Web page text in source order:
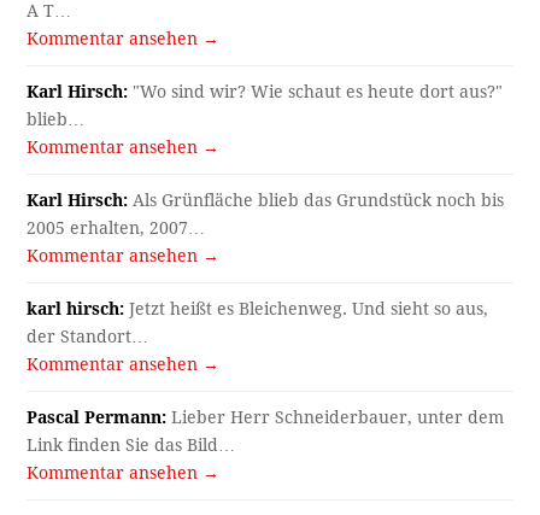
A T…
Kommentar ansehen →
Karl Hirsch: "Wo sind wir? Wie schaut es heute dort aus?"
blieb…
Kommentar ansehen →
Karl Hirsch: Als Grünfläche blieb das Grundstück noch bis
2005 erhalten, 2007…
Kommentar ansehen →
karl hirsch: Jetzt heißt es Bleichenweg. Und sieht so aus,
der Standort…
Kommentar ansehen →
Pascal Permann: Lieber Herr Schneiderbauer, unter dem
Link finden Sie das Bild…
Kommentar ansehen →